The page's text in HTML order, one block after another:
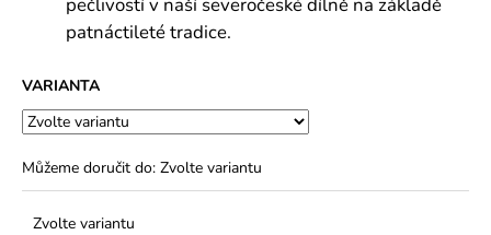
patnáctileté tradice.
VARIANTA
Můžeme doručit do: Zvolte variantu
Zvolte variantu